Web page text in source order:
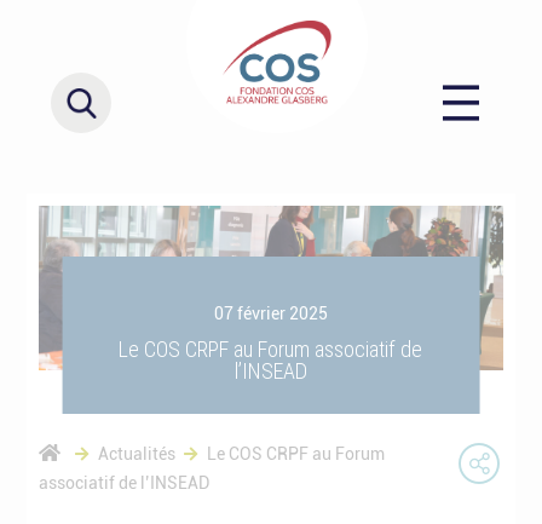
07 février 2025
Le COS CRPF au Forum associatif de
l’INSEAD
Actualités
Le COS CRPF au Forum
associatif de l’INSEAD